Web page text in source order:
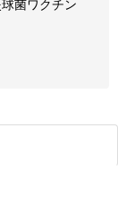
菌ワクチン